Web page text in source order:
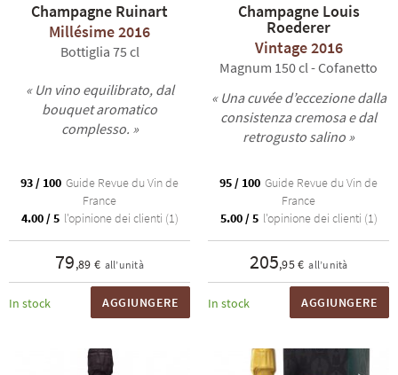
Champagne Ruinart
Millésime 2016
Bottiglia 75 cl
« Un vino equilibrato, dal
bouquet aromatico
complesso. »
93 / 100 Guide Revue du Vin de
France
4.00 / 5 l'opinione dei clienti (1)
79,89 € all’unità
In stock AGGIUNGERE
Champagne Louis
Roederer
Vintage 2016
Magnum 150 cl - Cofanetto
« Una cuvée d’eccezione dalla
consistenza cremosa e dal
retrogusto salino »
95 / 100 Guide Revue du Vin de
France
5.00 / 5 l'opinione dei clienti (1)
205,95 € all’unità
In stock AGGIUNGERE